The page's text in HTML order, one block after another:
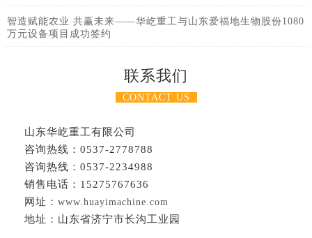
智造赋能农业 共赢未来——华屹重工与山东爱福地生物股份1080
万元设备项目成功签约
联系我们
CONTACT US
山东华屹重工有限公司
咨询热线：0537-2778788
咨询热线：0537-2234988
销售电话：15275767636
网址： www.huayimachine.com
地址：山东省济宁市长沟工业园